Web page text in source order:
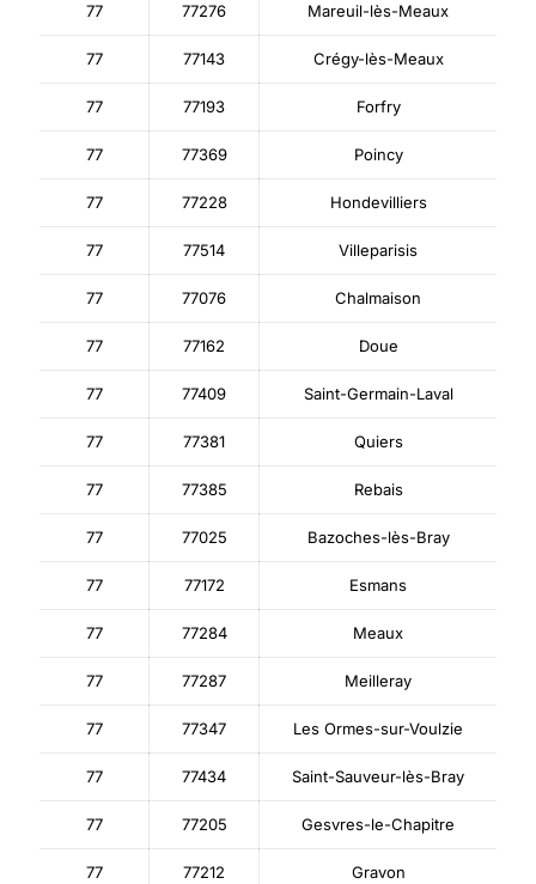
77 77276 Mareuil-lès-Meaux
77 77143 Crégy-lès-Meaux
77 77193 Forfry
77 77369 Poincy
77 77228 Hondevilliers
77 77514 Villeparisis
77 77076 Chalmaison
77 77162 Doue
77 77409 Saint-Germain-Laval
77 77381 Quiers
77 77385 Rebais
77 77025 Bazoches-lès-Bray
77 77172 Esmans
77 77284 Meaux
77 77287 Meilleray
77 77347 Les Ormes-sur-Voulzie
77 77434 Saint-Sauveur-lès-Bray
77 77205 Gesvres-le-Chapitre
77 77212 Gravon